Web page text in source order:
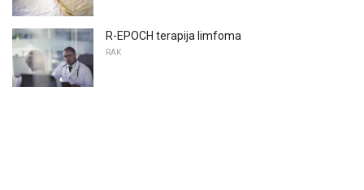
R-EPOCH terapija limfoma
RAK